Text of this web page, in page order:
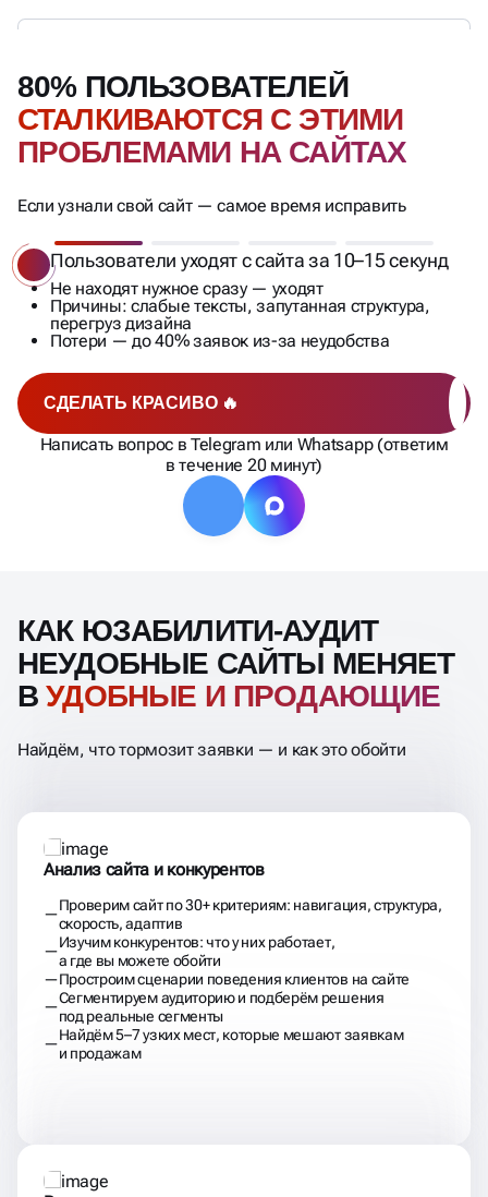
80% ПОЛЬЗОВАТЕЛЕЙ
СТАЛКИВАЮТСЯ С ЭТИМИ
ПРОБЛЕМАМИ НА САЙТАХ
Если узнали свой сайт — самое время исправить
СДЕЛАТЬ КРАСИВО 🔥
Написать вопрос в Telegram или Whatsapp (ответим
в течение 20 минут)
Пользователи уходят с сайта за 10–15 секунд
Не находят нужное сразу — уходят
Причины: слабые тексты, запутанная структура,
перегруз дизайна
Потери — до 40% заявок из-за неудобства
КАК ЮЗАБИЛИТИ-АУДИТ
НЕУДОБНЫЕ САЙТЫ МЕНЯЕТ
ВУДОБНЫЕ И ПРОДАЮЩИЕ
Найдём, что тормозит заявки — и как это обойти
Анализ сайта и конкурентов
Проверим сайт по 30+ критериям: навигация, структура,
скорость, адаптив
Изучим конкурентов: что у них работает,
а где вы можете обойти
Простроим сценарии поведения клиентов на сайте
Сегментируем аудиторию и подберём решения
под реальные сегменты
Найдём 5–7 узких мест, которые мешают заявкам
и продажам